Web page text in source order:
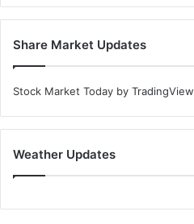
Share Market Updates
Stock Market Today by TradingView
Weather Updates